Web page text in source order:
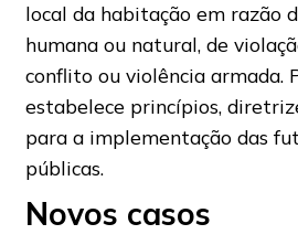
local da habitação em razão
humana ou natural, de
conflito ou violência armada.
estabelece princípios,
para a implementação das
públicas.
Novos casos